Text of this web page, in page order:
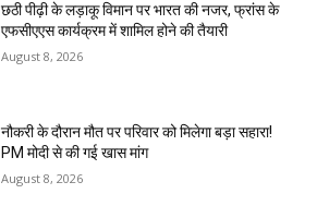
छठी पीढ़ी के लड़ाकू विमान पर भारत की नजर, फ्रांस के
एफसीएएस कार्यक्रम में शामिल होने की तैयारी
August 8, 2026
नौकरी के दौरान मौत पर परिवार को मिलेगा बड़ा सहारा!
PM मोदी से की गई खास मांग
August 8, 2026